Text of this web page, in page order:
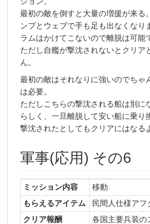
最初の敵を倒すと大量の増援が来る
ンプとウェブで手も足も出なくなり
ラムはかけてこないので離脱は可能
ただし自艦が撃沈されないとクリア
ん。
最初の敵はそれなりに強いのでちゃ
は必要。
ただしこちらの撃沈される船は別に
らしく、一旦離脱して安い船に乗り
撃沈されたとしてもクリアにはなる
軍事(応用) その6
ミッション内容
移動
もらえるアイテム
民間人仕様アフ
クリア報酬
各国主要兵装の